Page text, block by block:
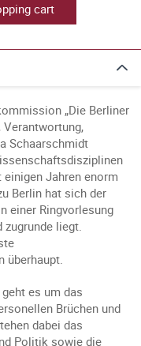
cart
„Die Berliner
Verantwortung,
Schaarschmidt
Jahren enorm
Berlin hat sich der
einer Ringvorlesung
zugrunde liegt.
überhaupt.
es um das
Brüchen und
dabei das
Politik sowie die